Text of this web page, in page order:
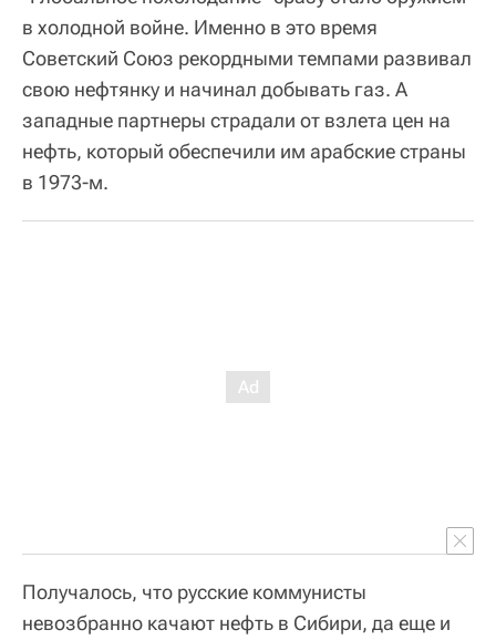
в холодной войне. Именно в это время
Советский Союз рекордными темпами развивал
свою нефтянку и начинал добывать газ. А
западные партнеры страдали от взлета цен на
нефть, который обеспечили им арабские страны
в 1973-м.
Получалось, что русские коммунисты
невозбранно качают нефть в Сибири, да еще и